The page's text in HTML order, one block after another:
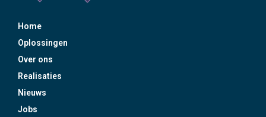
Home
Oplossingen
Over ons
Realisaties
Nieuws
Jobs